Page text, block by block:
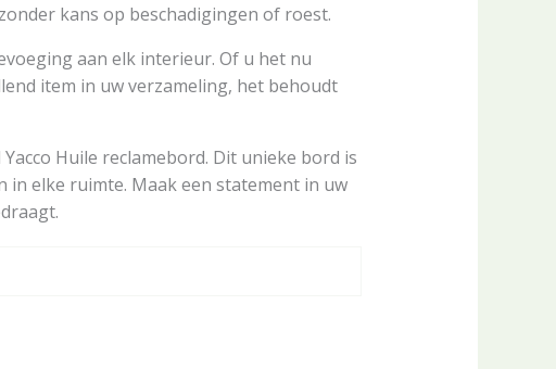
kans op beschadigingen of roest.
aan elk interieur. Of u het nu
item in uw verzameling, het behoudt
Huile reclamebord. Dit unieke bord is
elke ruimte. Maak een statement in uw